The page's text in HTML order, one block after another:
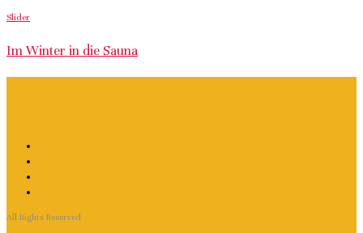
Slider
Im Winter in die Sauna
All Rights Reserved